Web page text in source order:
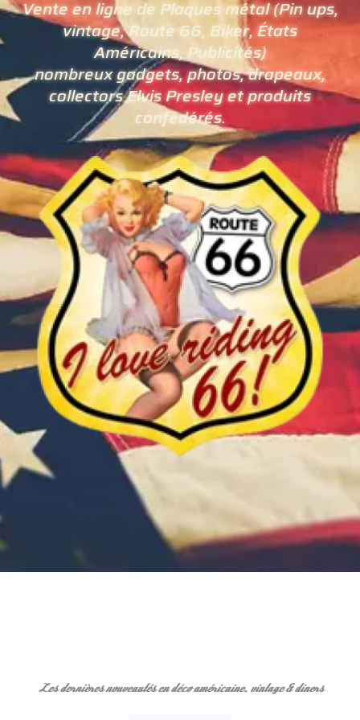
Vente en ligne de Plaques métal (Pin ups,
vintage, Route 66, Biker, États
Américains, Publicités)
nombreux gadgets, photos, drapeaux,
collectors Elvis Presley et produits
confédérés.
Les dernières nouveautés en déco américaine, vintage & diners